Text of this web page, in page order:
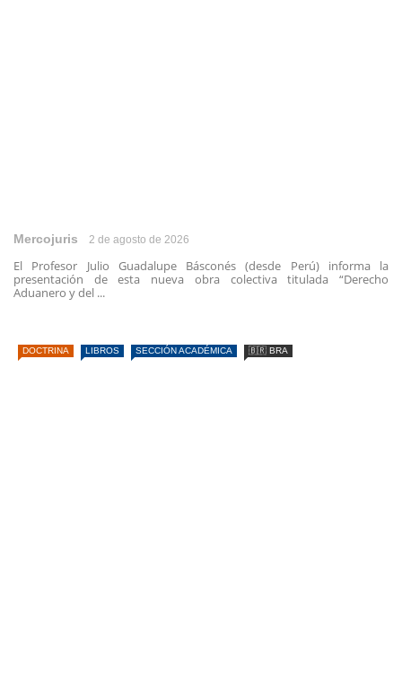
Mercojuris 2 de agosto de 2026
El Profesor Julio Guadalupe Básconés (desde Perú) informa la
presentación de esta nueva obra colectiva titulada “Derecho
Aduanero y del ...
DOCTRINA LIBROS SECCIÓN ACADÉMICA 🇧🇷 BRA